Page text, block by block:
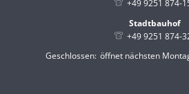
+49 9251 874-
Stadtbauhof
+49 9251 874-
Klicken, um weitere Öffnungs- oder
Geschlossen: öffnet nächsten